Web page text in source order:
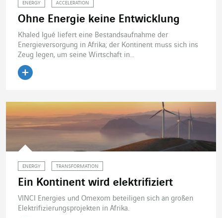
ENERGY ACCELERATION
Ohne Energie keine Entwicklung
Khaled Igué liefert eine Bestandsaufnahme der
Energieversorgung in Afrika; der Kontinent muss sich ins
Zeug legen, um seine Wirtschaft in...
ENERGY TRANSFORMATION
Ein Kontinent wird elektrifiziert
VINCI Energies und Omexom beteiligen sich an großen
Elektrifizierungsprojekten in Afrika.